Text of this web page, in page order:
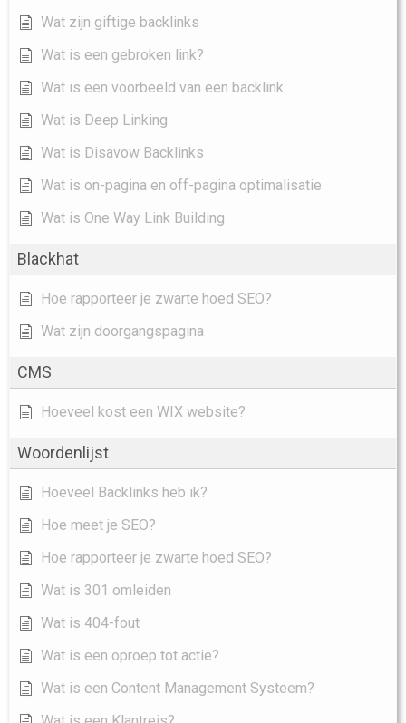
Wat zijn giftige backlinks
Wat is een gebroken link?
Wat is een voorbeeld van een backlink
Wat is Deep Linking
Wat is Disavow Backlinks
Wat is on-pagina en off-pagina optimalisatie
Wat is One Way Link Building
Blackhat
Hoe rapporteer je zwarte hoed SEO?
Wat zijn doorgangspagina
CMS
Hoeveel kost een WIX website?
Woordenlijst
Hoeveel Backlinks heb ik?
Hoe meet je SEO?
Hoe rapporteer je zwarte hoed SEO?
Wat is 301 omleiden
Wat is 404-fout
Wat is een oproep tot actie?
Wat is een Content Management Systeem?